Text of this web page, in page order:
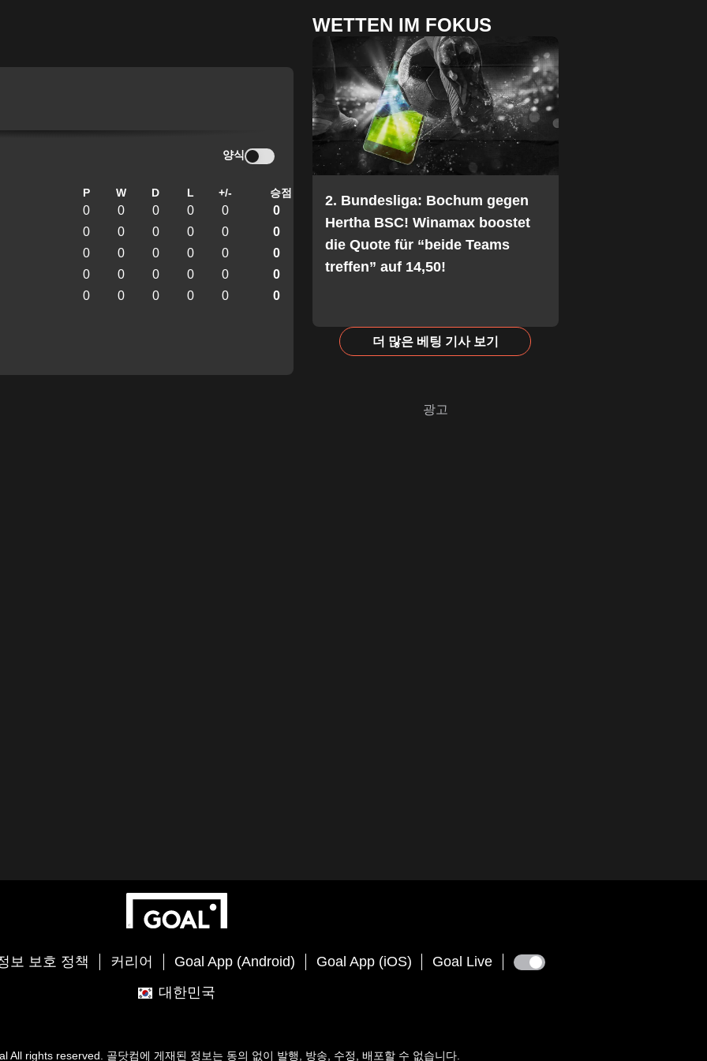
양식
P W D L +/- 승점
0 0 0 0 0
0
0
0 0 0 0
0
0
0 0 0 0
0
0
0 0 0 0
0
0
0 0 0 0 0
WETTEN IM FOKUS
2. Bundesliga: Bochum gegen
Hertha BSC! Winamax boostet
die Quote für “beide Teams
treffen” auf 14,50!
더 많은 베팅 기사 보기
보 보호 정책 커리어 Goal App (Android) Goal App (iOS)
Goal Live
대한민국
All rights reserved. 골닷컴에 게재된 정보는 동의 없이 발행, 방송, 수정, 배포할 수 없습니다.